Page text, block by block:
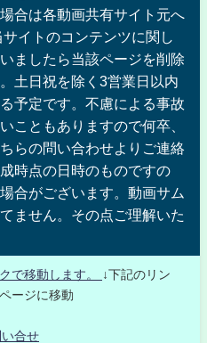
合は各動画共有サイト元へ
イトのコンテンツに関し
ましたら当該ページを削除
土日祝を除く3営業日以内
予定です。不慮による事故
こともありますので何卒、
らの問い合わせよりご連絡
時点の日時のものですの
合がございます。動画サム
ません。その点ご理解いた
で移動します。
↓下記のリン
ージに移動
い合せ